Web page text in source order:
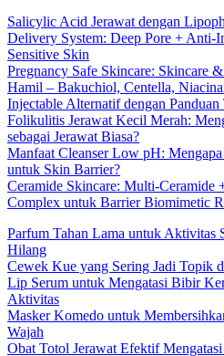
Salicylic Acid Jerawat dengan
Delivery System: Deep Pore +
Sensitive Skin
Pregnancy Safe Skincare: Skincare
Hamil – Bakuchiol, Centella,
Injectable Alternatif dengan Panduan
Folikulitis Jerawat Kecil Merah:
sebagai Jerawat Biasa?
Manfaat Cleanser Low pH:
untuk Skin Barrier?
Ceramide Skincare: Multi-Ceramide
Complex untuk Barrier Biomimetic
Parfum Tahan Lama untuk Aktivitas
Hilang
Cewek Kue yang Sering Jadi Topik
Lip Serum untuk Mengatasi Bibir
Aktivitas
Masker Komedo untuk
Wajah
Obat Totol Jerawat Efektif